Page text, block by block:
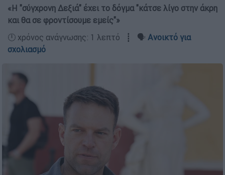
«Η "σύγχρονη Δεξιά" έχει το δόγμα "κάτσε λίγο στην άκρη
και θα σε φροντίσουμε εμείς"»
🕛 χρόνος ανάγνωσης: 1 λεπτό ┋ 🗣️ Ανοικτό για
σχολιασμό